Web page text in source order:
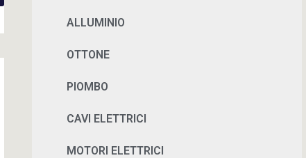
ALLUMINIO
OTTONE
PIOMBO
CAVI ELETTRICI
MOTORI ELETTRICI